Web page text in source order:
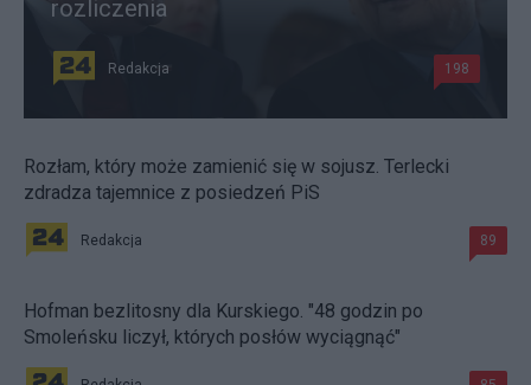
rozliczenia
Redakcja 198
Rozłam, który może zamienić się w sojusz. Terlecki
zdradza tajemnice z posiedzeń PiS
Redakcja 89
Hofman bezlitosny dla Kurskiego. "48 godzin po
Smoleńsku liczył, których posłów wyciągnąć"